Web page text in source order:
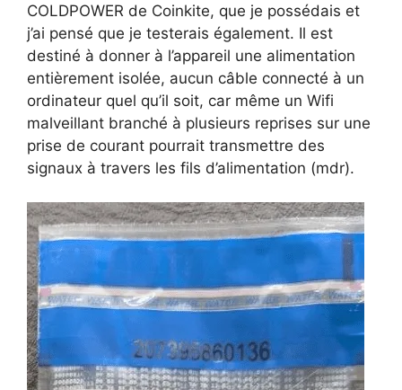
COLDPOWER de Coinkite, que je possédais et
j’ai pensé que je testerais également. Il est
destiné à donner à l’appareil une alimentation
entièrement isolée, aucun câble connecté à un
ordinateur quel qu’il soit, car même un Wifi
malveillant branché à plusieurs reprises sur une
prise de courant pourrait transmettre des
signaux à travers les fils d’alimentation (mdr).